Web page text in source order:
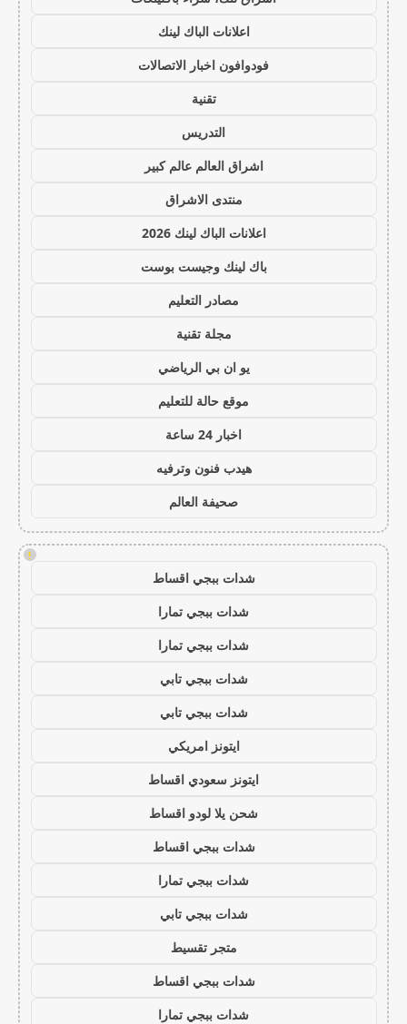
اعلانات الباك لينك
فودوافون اخبار الاتصالات
تقنية
التدريس
اشراق العالم عالم كبير
منتدى الاشراق
اعلانات الباك لينك 2026
باك لينك وجيست بوست
مصادر التعليم
مجلة تقنية
يو ان بي الرياضي
موقع حالة للتعليم
اخبار 24 ساعة
هيدب فنون وترفيه
صحيفة العالم
!
شدات ببجي اقساط
شدات ببجي تمارا
شدات ببجي تمارا
شدات ببجي تابي
شدات ببجي تابي
ايتونز امريكي
ايتونز سعودي اقساط
شحن يلا لودو اقساط
شدات ببجي اقساط
شدات ببجي تمارا
شدات ببجي تابي
متجر تقسيط
شدات ببجي اقساط
شدات ببجي تمارا